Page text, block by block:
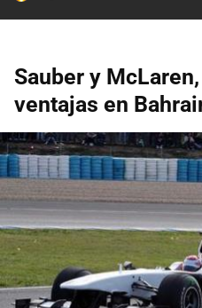
Sauber y
ventajas en